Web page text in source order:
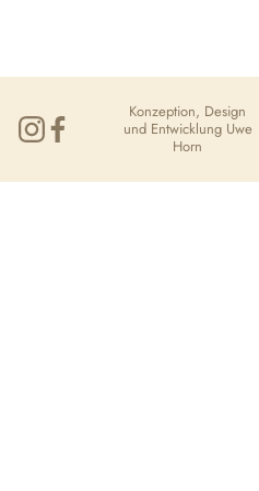
Konzeption, Design
und Entwicklung Uwe
Horn